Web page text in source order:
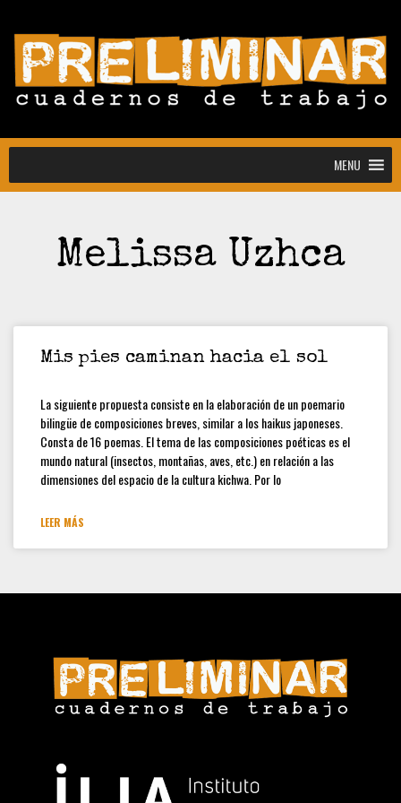
MENU
Convocatoria abierta para la colección
Estudiantes
Cuadernos de Trabajo: colección
[CONVOCATORIA CERRADA]
Convocatoria Preliminar: 3ra
Convocatoria abierta, colección
estudiantes y docentes
Hamilton Rodríguez
MENU
Melissa Uzhca
Mis pies caminan hacia el sol
La siguiente propuesta consiste en la elaboración de un poemario
bilingüe de composiciones breves, similar a los haikus japoneses.
Consta de 16 poemas. El tema de las composiciones poéticas es el
mundo natural (insectos, montañas, aves, etc.) en relación a las
dimensiones del espacio de la cultura kichwa. Por lo
LEER MÁS